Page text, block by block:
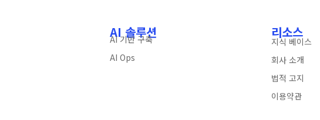
AI 솔루션
AI 기반 구축
AI Ops
리소스
지식 베이스
회사 소개
법적 고지
이용약관